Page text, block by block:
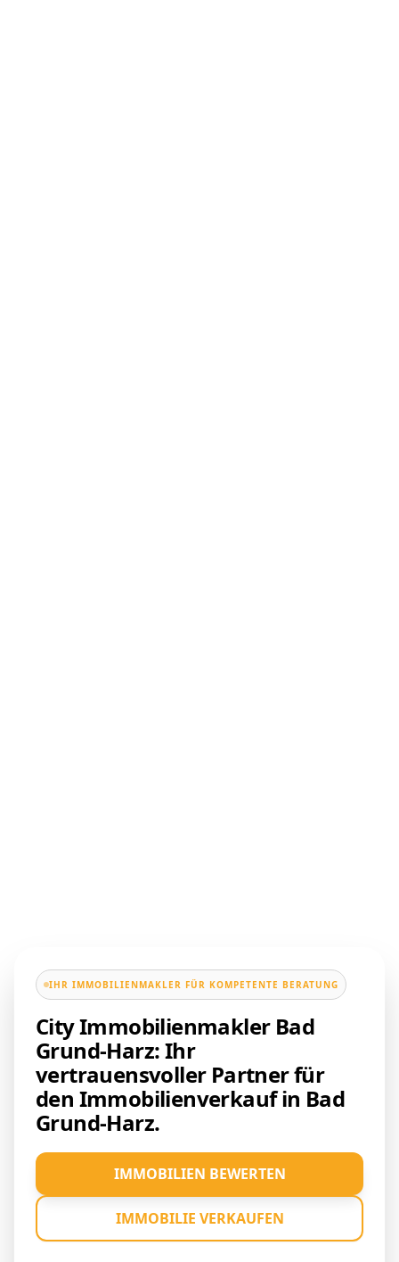
IHR IMMOBILIENMAKLER FÜR KOMPETENTE BERATUNG
City Immobilienmakler Bad
Grund-Harz: Ihr
vertrauensvoller Partner für
den Immobilienverkauf in Bad
Grund-Harz.
IMMOBILIEN BEWERTEN
IMMOBILIE VERKAUFEN